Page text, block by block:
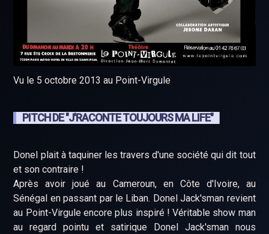
Vu le 5 octobre 2013 au Point-Virgule
PITCH DE "J'RACONTE TOUJOURS MA LIFE"
Donel plait à taquiner les travers d'une société qui dit tout
et son contraire !
Après avoir joué au Cameroun, en Côte d'Ivoire, au
Sénégal en passant par le Liban. Donel Jack'sman revient
au Point-Virgule encore plus inspiré ! Véritable show man
au regard pointu et satirique Donel Jack'sman nous